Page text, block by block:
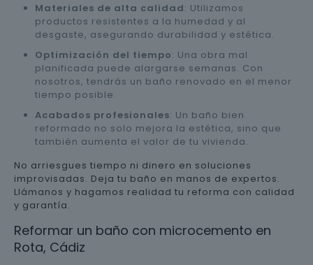
Materiales de alta calidad: Utilizamos
productos resistentes a la humedad y al
desgaste, asegurando durabilidad y estética.
Optimización del tiempo: Una obra mal
planificada puede alargarse semanas. Con
nosotros, tendrás un baño renovado en el menor
tiempo posible.
Acabados profesionales: Un baño bien
reformado no solo mejora la estética, sino que
también aumenta el valor de tu vivienda.
No arriesgues tiempo ni dinero en soluciones
improvisadas. Deja tu baño en manos de expertos.
Llámanos y hagamos realidad tu reforma con calidad
y garantía.
Reformar un baño con microcemento en
Rota, Cádiz